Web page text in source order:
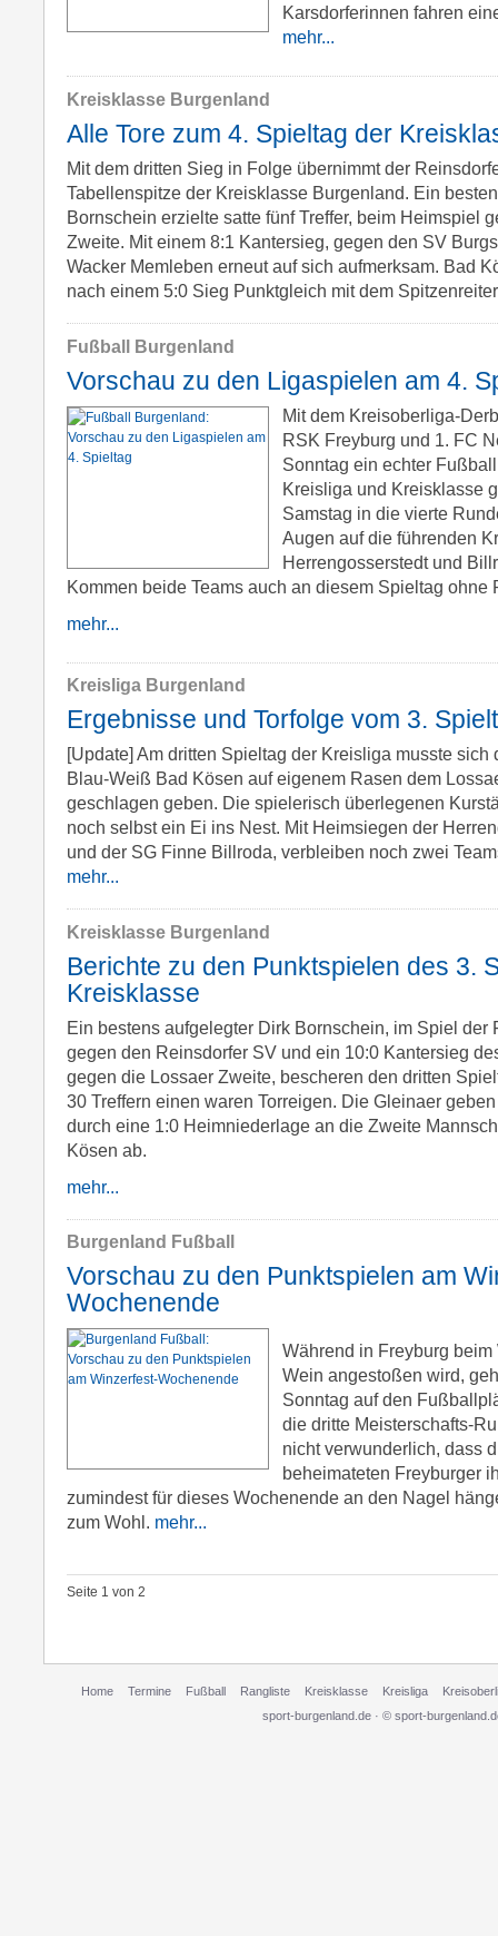
Karsdorferinnen fahren
mehr...
Kreisklasse Burgenland
Alle Tore zum 4. Spieltag der
Mit dem dritten Sieg in Folge übernimmt der
Tabellenspitze der Kreisklasse Burgenland. Ein
Bornschein erzielte satte fünf Treffer, beim Heimspiel
Zweite. Mit einem 8:1 Kantersieg, gegen den SV
Wacker Memleben erneut auf sich aufmerksam. Bad
nach einem 5:0 Sieg Punktgleich mit dem
Fußball Burgenland
Vorschau zu den Ligaspielen am 4.
Mit dem Kreisoberliga-
RSK Freyburg und 1. FC
Sonntag ein echter
Kreisliga und Kreisklasse
Samstag in die vierte
Augen auf die führenden
Herrengosserstedt und
Kommen beide Teams auch an diesem Spieltag ohne
mehr...
Kreisliga Burgenland
Ergebnisse und Torfolge vom 3.
[Update] Am dritten Spieltag der Kreisliga musste sich
Blau-Weiß Bad Kösen auf eigenem Rasen dem
geschlagen geben. Die spielerisch überlegenen
noch selbst ein Ei ins Nest. Mit Heimsiegen der
und der SG Finne Billroda, verbleiben noch zwei
mehr...
Kreisklasse Burgenland
Berichte zu den Punktspielen des 3.
Kreisklasse
Ein bestens aufgelegter Dirk Bornschein, im Spiel der
gegen den Reinsdorfer SV und ein 10:0 Kantersieg
gegen die Lossaer Zweite, bescheren den dritten
30 Treffern einen waren Torreigen. Die Gleinaer
durch eine 1:0 Heimniederlage an die Zweite
Kösen ab.
mehr...
Burgenland Fußball
Vorschau zu den Punktspielen am
Wochenende
Während in Freyburg
Wein angestoßen wird,
Sonntag auf den
die dritte Meisterschafts-
nicht verwunderlich, dass
beheimateten Freyburger
zumindest für dieses Wochenende an den Nagel
zum Wohl. mehr...
Seite 1 von 2
Home Termine Fußball Rangliste Kreisklasse Kreisliga
sport-burgenland.de · © sport-